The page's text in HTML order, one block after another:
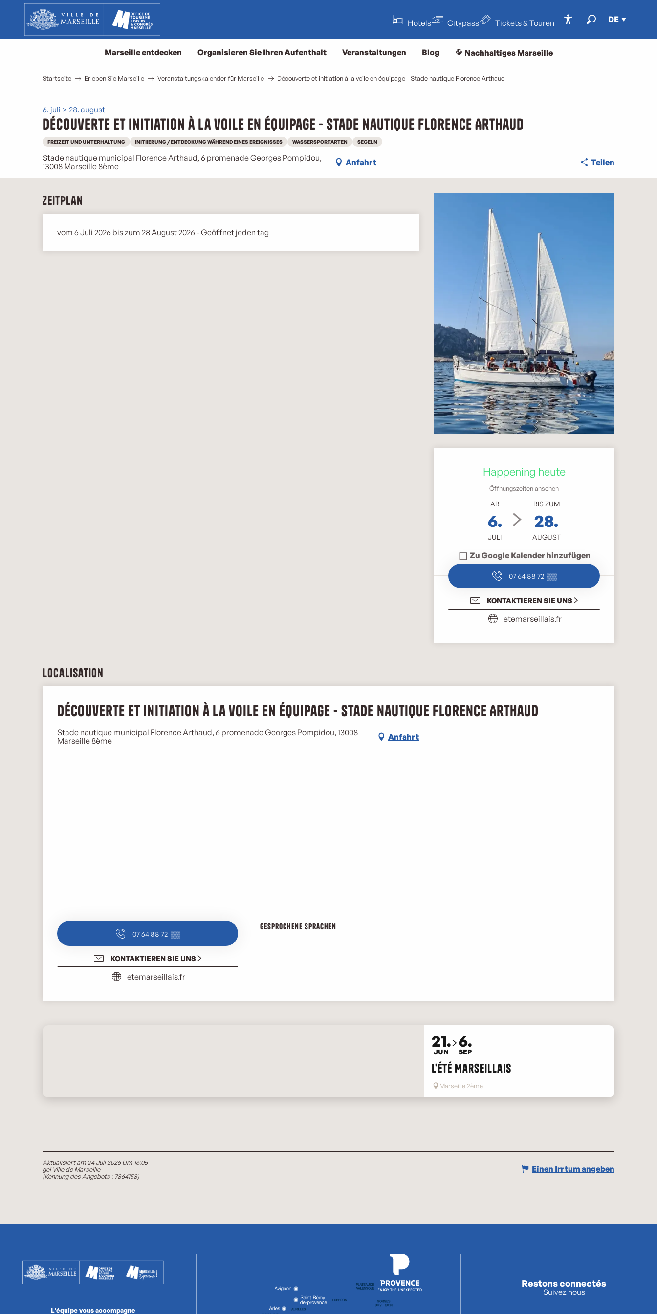
contenu
principal
DE
Hotels Citypass Tickets & Touren
Marseille entdecken Organisieren Sie Ihren Aufenthalt Veranstaltungen Blog Nachhaltiges Marseille
Startseite Erleben Sie Marseille Veranstaltungskalender für Marseille Découverte et initiation à la voile en équipage - Stade nautique Florence Arthaud
6. juli > 28. august
Découverte et initiation à la voile en équipage - Stade nautique Florence Arthaud
FREIZEIT UND UNTERHALTUNG INITIIERUNG / ENTDECKUNG WÄHREND EINES EREIGNISSES WASSERSPORTARTEN SEGELN
Stade nautique municipal Florence Arthaud, 6 promenade Georges Pompidou,
13008 Marseille 8ème
Anfahrt Teilen
Öffnungszeiten &
Happening heute
Öffnungszeiten ansehen
AB
6.
JULI
BIS ZUM
28.
AUGUST
Zu Google Kalender hinzufügen
07 64 88 72 ▒▒
KONTAKTIEREN SIE UNS
etemarseillais.fr
Zeitplan
vom 6 Juli 2026 bis zum 28 August 2026 - Geöffnet jeden tag
Localisation
Découverte et initiation à la voile en équipage - Stade nautique Florence Arthaud
Stade nautique municipal Florence Arthaud, 6 promenade Georges Pompidou, 13008
Marseille 8ème
Anfahrt
07 64 88 72 ▒▒
KONTAKTIEREN SIE UNS
etemarseillais.fr
Gesprochene Sprachen
Gesprochene Sprachen
21.
JUN
6.
SEP
L'Été Marseillais
Marseille 2ème
Aktualisiert am 24 Juli 2026 Um 16:05
gei Ville de Marseille
(Kennung des Angebots : 7864158)
Einen Irrtum angeben
L'équipe vous accompagne
Restons connectés
Suivez nous